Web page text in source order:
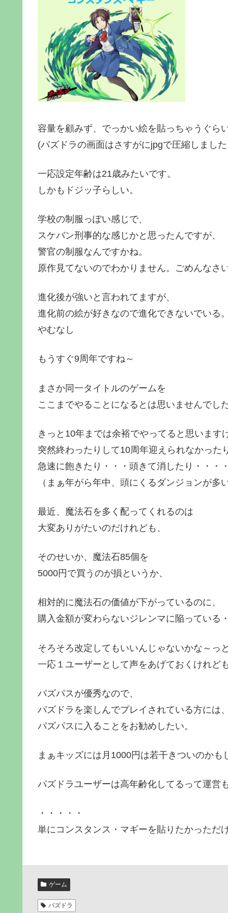
容量を顧みず、でっかい絵を貼っちゃうぐら
(パズドラの画面はさすがにjpgで圧縮しまし
一応設定年齢は21歳みたいです。
しかもドジッ子らしい。
学校の制服っぽい感じで、
スケバン刑事的な感じかと思ったんですが、
警官の制服なんですかね。
原作見てないのでわかりません。ごめんなさい
進化後が強いと言われてますが、
進化前の絵が好きなので進化できないでいる。
やむなし
もうすぐ9周年ですね～
まさか同一タイトルのゲームを
ここまでやることになるとは思いませんでした
きっと10年までは余裕でやってると思います
突然終わったりして10周年迎えられなかった
急速に飽きたり・・・頭きて消したり・・・・
（まぁ年がら年中、頭にくるダンジョンが多
最近、魔法石を多く配ってくれるのは
大変ありがたいのだけれども、
そのせいか、魔法石85個を
5000円で買うのが損というか、
相対的に魔法石の価値が下がっているのに、
購入金額が変わらないジレンマに陥っている
そろそろ改定してもいいんじゃないかな～っと
一応１ユーザーとして声をあげておくけれども
パズパスが優秀なので、
パズドラを楽しんでプレイされている方には、
パズパスに入ることをお勧めしたい。
まぁキッズには月1000円は若干きついのかも
パズドラユーザーは高年齢化してるって運営
・・・・・
単にコンスタンス・マギーを貼りたかっただ
ゲーム
パズドラ